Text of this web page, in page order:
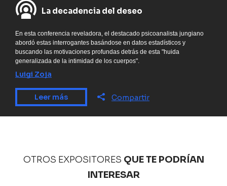
La decadencia del deseo
En esta conferencia reveladora, el destacado psicoanalista jungiano
abordó estas interrogantes basándose en datos estadísticos y
buscando las motivaciones profundas detrás de esta "huida
generalizada de la intimidad de los cuerpos".
Luigi Zoja
Leer más Compartir
OTROS EXPOSITORES QUE TE PODRÍAN
INTERESAR